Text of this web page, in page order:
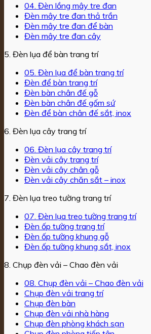
04. Đèn lồng mây tre đan
Đèn mây tre đan thả trần
Đèn mây tre đan để bàn
Đèn mây tre đan cây
5. Đèn lụa để bàn trang trí
05. Đèn lụa để bàn trang trí
Đèn để bàn trang trí
Đèn bàn chân đế gỗ
Đèn bàn chân đế gốm sứ
Đèn để bàn chân đế sắt, inox
6. Đèn lụa cây trang trí
06. Đèn lụa cây trang trí
Đèn vải cây trang trí
Đèn vải cây chân gỗ
Đèn vải cây chăn sắt – inox
7. Đèn lụa treo tường trang trí
07. Đèn lụa treo tường trang trí
Đèn ốp tường trang trí
Đèn ốp tường khung gỗ
Đèn ốp tường khung sắt, inox
8. Chụp đèn vải – Chao đèn vải
08. Chụp đèn vải – Chao đèn vải
Chụp đèn vải trang trí
Chụp đèn bàn
Chụp đèn vải nhà hàng
Chụp đèn phòng khách sạn